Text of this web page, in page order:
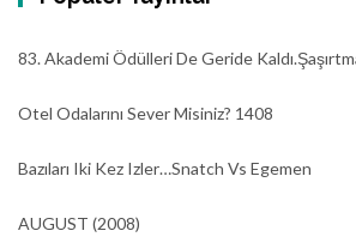
83. Akademi Ödülleri De Geride
Otel Odalarını Sever Misiniz? 1408
Bazıları Iki Kez Izler…Snatch Vs Egemen
AUGUST (2008)